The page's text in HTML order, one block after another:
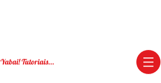
Yabai! Tutoriais...